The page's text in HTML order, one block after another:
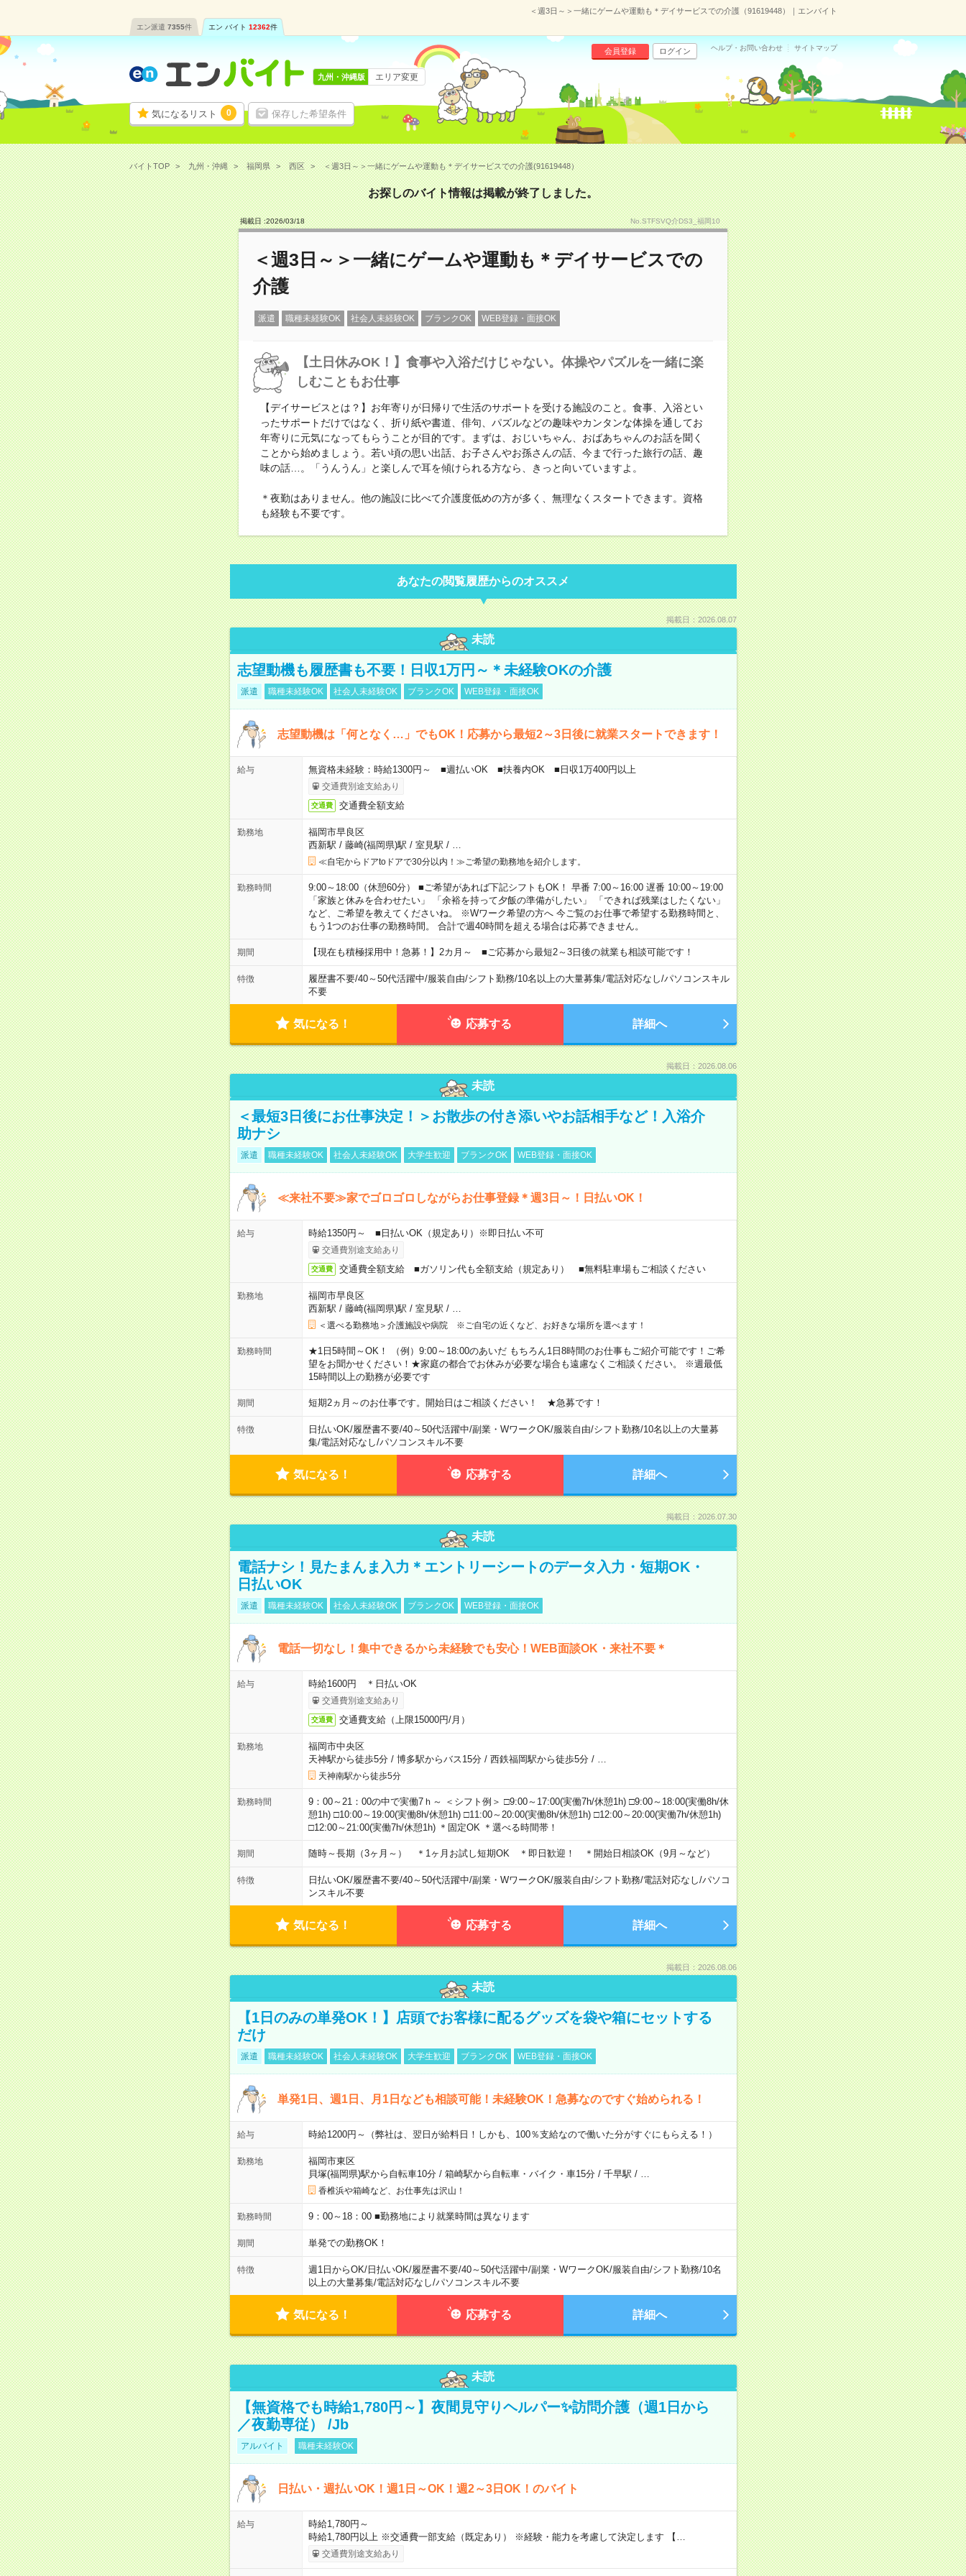
＜週3日～＞一緒にゲームや運動も＊デイサービスでの介護（91619448）｜エンバイト
エン派遣 7355件 エン バイト 12362件
気になるリスト 0 保存した希望条件
会員登録 ログイン ヘルプ・お問い合わせ サイトマップ
九州・沖縄版 エリア変更
バイトTOP 九州・沖縄 福岡県 西区 ＜週3日～＞一緒にゲームや運動も＊デイサービスでの介護(91619448）
お探しのバイト情報は掲載が終了しました。
掲載日 :2026/03/18 No.STFSVQ介DS3_福岡10
＜週3日～＞一緒にゲームや運動も＊デイサービスでの
介護
派遣 職種未経験OK 社会人未経験OK ブランクOK WEB登録・面接OK
【土日休みOK！】食事や入浴だけじゃない。体操やパズルを一緒に楽
しむこともお仕事
【デイサービスとは？】お年寄りが日帰りで生活のサポートを受ける施設のこと。食事、入浴とい
ったサポートだけではなく、折り紙や書道、俳句、パズルなどの趣味やカンタンな体操を通してお
年寄りに元気になってもらうことが目的です。まずは、おじいちゃん、おばあちゃんのお話を聞く
ことから始めましょう。若い頃の思い出話、お子さんやお孫さんの話、今まで行った旅行の話、趣
味の話…。「うんうん」と楽しんで耳を傾けられる方なら、きっと向いていますよ。
＊夜勤はありません。他の施設に比べて介護度低めの方が多く、無理なくスタートできます。資格
も経験も不要です。
あなたの閲覧履歴からのオススメ
掲載日：2026.08.07
未読
志望動機も履歴書も不要！日収1万円～＊未経験OKの介護
派遣 職種未経験OK 社会人未経験OK ブランクOK WEB登録・面接OK
志望動機は「何となく…」でもOK！応募から最短2～3日後に就業スタートできます！
給与 無資格未経験：時給1300円～ ■週払いOK ■扶養内OK ■日収1万400円以上
交通費別途支給あり
交通費 交通費全額支給
勤務地
福岡市早良区
西新駅 / 藤崎(福岡県)駅 / 室見駅 /
≪自宅からドアtoドアで30分以内！≫ご希望の勤務地を紹介します。
勤務時間
9:00～18:00（休憩60分） ■ご希望があれば下記シフトもOK！ 早番 7:00～16:00 遅番 10:00～19:00
「家族と休みを合わせたい」 「余裕を持って夕飯の準備がしたい」 「できれば残業はしたくない」
など、ご希望を教えてくださいね。 ※Wワーク希望の方へ 今ご覧のお仕事で希望する勤務時間と、
もう1つのお仕事の勤務時間。 合計で週40時間を超える場合は応募できません。
期間 【現在も積極採用中！急募！】2カ月～ ■ご応募から最短2～3日後の就業も相談可能です！
特徴 履歴書不要/40～50代活躍中/服装自由/シフト勤務/10名以上の大量募集/電話対応なし/パソコンスキル
不要
気になる！ 応募する 詳細へ
掲載日：2026.08.06
未読
＜最短3日後にお仕事決定！＞お散歩の付き添いやお話相手など！入浴介
助ナシ
派遣 職種未経験OK 社会人未経験OK 大学生歓迎 ブランクOK WEB登録・面接OK
≪来社不要≫家でゴロゴロしながらお仕事登録＊週3日～！日払いOK！
給与 時給1350円～ ■日払いOK（規定あり）※即日払い不可
交通費別途支給あり
交通費 交通費全額支給 ■ガソリン代も全額支給（規定あり） ■無料駐車場もご相談ください
勤務地
福岡市早良区
西新駅 / 藤崎(福岡県)駅 / 室見駅 /
＜選べる勤務地＞介護施設や病院 ※ご自宅の近くなど、お好きな場所を選べます！
勤務時間
★1日5時間～OK！ （例）9:00～18:00のあいだ もちろん1日8時間のお仕事もご紹介可能です！ご希
望をお聞かせください！★家庭の都合でお休みが必要な場合も遠慮なくご相談ください。 ※週最低
15時間以上の勤務が必要です
期間 短期2ヵ月～のお仕事です。開始日はご相談ください！ ★急募です！
特徴 日払いOK/履歴書不要/40～50代活躍中/副業・WワークOK/服装自由/シフト勤務/10名以上の大量募
集/電話対応なし/パソコンスキル不要
気になる！ 応募する 詳細へ
掲載日：2026.07.30
未読
電話ナシ！見たまんま入力＊エントリーシートのデータ入力・短期OK・
日払いOK
派遣 職種未経験OK 社会人未経験OK ブランクOK WEB登録・面接OK
電話一切なし！集中できるから未経験でも安心！WEB面談OK・来社不要＊
給与 時給1600円 ＊日払いOK
交通費別途支給あり
交通費 交通費支給（上限15000円/月）
勤務地
福岡市中央区
天神駅から徒歩5分/ 博多駅からバス15分/ 西鉄福岡駅から徒歩5分/
天神南駅から徒歩5分
勤務時間
9：00～21：00の中で実働7ｈ～ ＜シフト例＞ □9:00～17:00(実働7h/休憩1h) □9:00～18:00(実働8h/休
憩1h) □10:00～19:00(実働8h/休憩1h) □11:00～20:00(実働8h/休憩1h) □12:00～20:00(実働7h/休憩1h)
□12:00～21:00(実働7h/休憩1h) ＊固定OK ＊選べる時間帯！
期間 随時～長期（3ヶ月～） ＊1ヶ月お試し短期OK ＊即日歓迎！ ＊開始日相談OK（9月～など）
特徴 日払いOK/履歴書不要/40～50代活躍中/副業・WワークOK/服装自由/シフト勤務/電話対応なし/パソコ
ンスキル不要
気になる！ 応募する 詳細へ
掲載日：2026.08.06
未読
【1日のみの単発OK！】店頭でお客様に配るグッズを袋や箱にセットする
だけ
派遣 職種未経験OK 社会人未経験OK 大学生歓迎 ブランクOK WEB登録・面接OK
単発1日、週1日、月1日なども相談可能！未経験OK！急募なのですぐ始められる！
給与 時給1200円～（弊社は、翌日が給料日！しかも、100％支給なので働いた分がすぐにもらえる！）
勤務地
福岡市東区
貝塚(福岡県)駅から自転車10分/ 箱崎駅から自転車・バイク・車15分/ 千早駅 /
香椎浜や箱崎など、お仕事先は沢山！
勤務時間 9：00～18：00 ■勤務地により就業時間は異なります
期間 単発での勤務OK！
特徴 週1日からOK/日払いOK/履歴書不要/40～50代活躍中/副業・WワークOK/服装自由/シフト勤務/10名
以上の大量募集/電話対応なし/パソコンスキル不要
気になる！ 応募する 詳細へ
未読
【無資格でも時給1,780円～】夜間見守りヘルパー✨訪問介護（週1日から
／夜勤専従） /Jb
アルバイト 職種未経験OK
日払い・週払いOK！週1日～OK！週2～3日OK！のバイト
給与
時給1,780円～
時給1,780円以上 ※交通費一部支給（既定あり） ※経験・能力を考慮して決定します 【…
交通費別途支給あり